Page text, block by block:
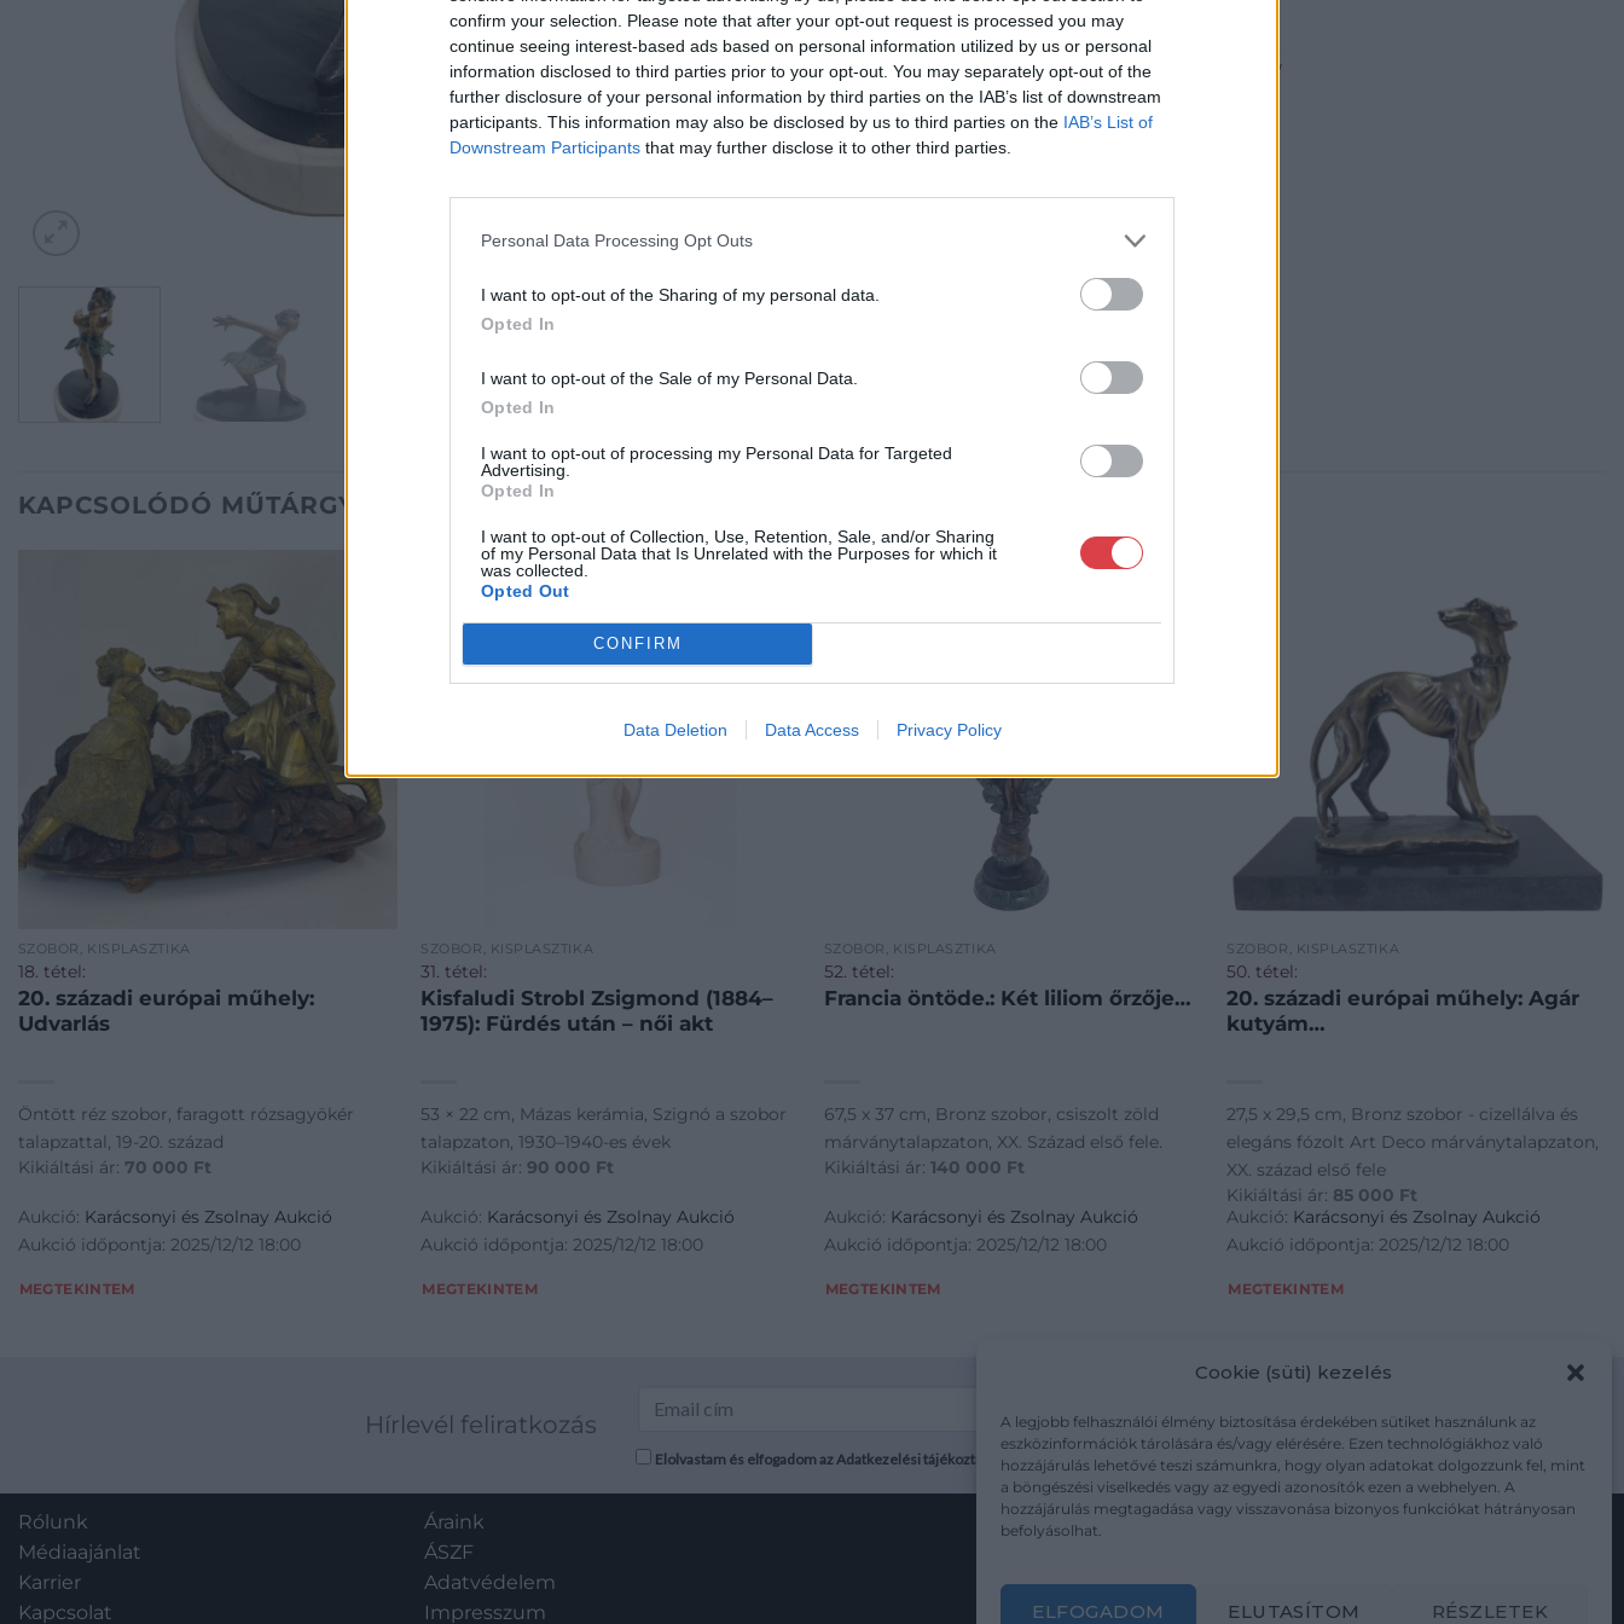
confirm your selection. Please note that after your opt-out request is processed you may
continue seeing interest-based ads based on personal information utilized by us or personal
information disclosed to third parties prior to your opt-out. You may separately opt-out of the
further disclosure of your personal information by third parties on the IAB’s list of downstream
participants. This information may also be disclosed by us to third parties on the IAB’s List of
Downstream Participants that may further disclose it to other third parties.
Personal Data Processing Opt Outs
I want to opt-out of the Sharing of my personal data.
Opted In
I want to opt-out of the Sale of my Personal Data.
Opted In
I want to opt-out of processing my Personal Data for Targeted
Advertising.
Opted In
I want to opt-out of Collection, Use, Retention, Sale, and/or Sharing
of my Personal Data that Is Unrelated with the Purposes for which it
was collected.
Opted Out
CONFIRM
Data Deletion Data Access Privacy Policy
Cookie (süti) kezelés
A legjobb felhasználói élmény biztosítása érdekében sütiket használunk az
eszközinformációk tárolására és/vagy elérésére. Ezen technológiákhoz való
hozzájárulás lehetővé teszi számunkra, hogy olyan adatokat dolgozzunk fel, mint
a böngészési viselkedés vagy az egyedi azonosítók ezen a webhelyen. A
hozzájárulás megtagadása vagy visszavonása bizonyos funkciókat hátrányosan
befolyásolhat.
ELFOGADOM ELUTASÍTOM RÉSZLETEK
Földváry Aukciósház
Weboldal:https://foldvaryaukcio.hu/
GALÉRIA TOVÁBBI MŰTÁRGYAI
KAPCSOLÓDÓ MŰTÁRGYAK
SZOBOR, KISPLASZTIKA
18. tétel:
20. századi európai műhely:
Udvarlás
Öntött réz szobor, faragott rózsagyökér
talapzattal, 19-20. század
Kikiáltási ár: 70 000 Ft
Aukció: Karácsonyi és Zsolnay Aukció
Aukció időpontja: 2025/12/12 18:00
MEGTEKINTEM
SZOBOR, KISPLASZTIKA
31. tétel:
Kisfaludi Strobl Zsigmond (1884–
1975): Fürdés után – női akt
53 × 22 cm, Mázas kerámia, Szignó a szobor
talapzaton, 1930–1940-es évek
Kikiáltási ár: 90 000 Ft
Aukció: Karácsonyi és Zsolnay Aukció
Aukció időpontja: 2025/12/12 18:00
MEGTEKINTEM
SZOBOR, KISPLASZTIKA
52. tétel:
Francia öntöde.: Két liliom őrzője…
67,5 x 37 cm, Bronz szobor, csiszolt zöld
márványtalapzaton, XX. Század első fele.
Kikiáltási ár: 140 000 Ft
Aukció: Karácsonyi és Zsolnay Aukció
Aukció időpontja: 2025/12/12 18:00
MEGTEKINTEM
SZOBOR, KISPLASZTIKA
50. tétel:
20. századi európai műhely: Agár
kutyám…
27,5 x 29,5 cm, Bronz szobor - cizellálva és
elegáns fózolt Art Deco márványtalapzaton,
XX. század első fele
Kikiáltási ár: 85 000 Ft
Aukció: Karácsonyi és Zsolnay Aukció
Aukció időpontja: 2025/12/12 18:00
MEGTEKINTEM
Hírlevél feliratkozás
Elolvastam és elfogadom az Adatkezelési tájékoztatót: mutargy.com/adatkezelesi-tajekoztato/
Rólunk
Médiaajánlat
Karrier
Kapcsolat
Áraink
ÁSZF
Adatvédelem
Impresszum